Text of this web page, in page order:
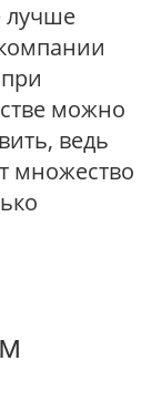
лучше
можно
ведь
множество